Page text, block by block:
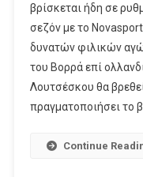
βρίσκεται ήδη σε
σεζόν με το
δυνατών φιλικών
του Βορρά επί
Λουτσέσκου θα
πραγματοποιήσει το
Continue